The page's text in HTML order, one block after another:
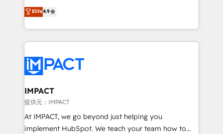
team of 100+ experts is ready for you! Driving digital
growth | www.brightdigital.com
Simple pay-as-you-go plans that accelerate value...
1️⃣ Set Up | Onboarding New or Check-fixing existing
HubSpot portals 2️⃣ Scale Up | 100% HubSpot Task
Execution... Global 24/7 ... All Experts 3️⃣ Integrate |
Slash months from your API Integration project... ⬅️
Click "Contact Business" ⬅️ to access 150+ Kickstart
Integration templates that put HubSpot in the center
of your tech stack, syncing... 🛍️ Shopify or
WooCommerce 💲 Stripe or Paypal 💰 Sage or
Netsuite 🤖 Google or Microsoft ✍️ DocuSign or
Elite4.9
IMPACT
提供元：IMPACT
At IMPACT, we go beyond just helping you
implement HubSpot. We teach your team how to